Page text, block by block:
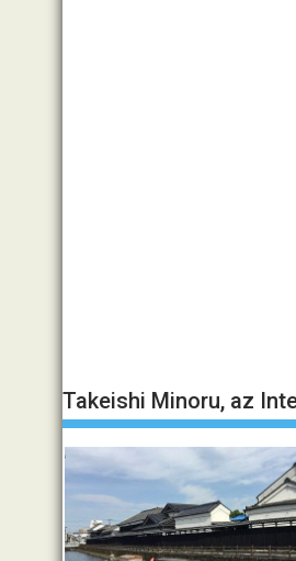
Takeishi Minoru, az